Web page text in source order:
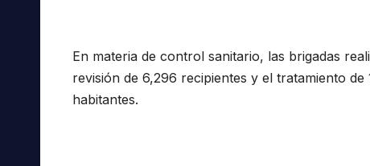
En materia de control sanitario, las brigadas
revisión de 6,296 recipientes y el tratamiento
habitantes.